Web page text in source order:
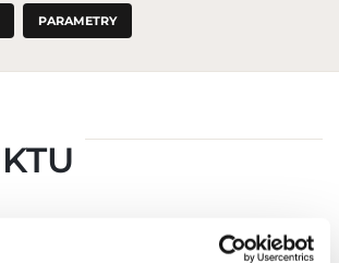
PARAMETRY
G Eyeshadow Palette Imperial Moon 011 to